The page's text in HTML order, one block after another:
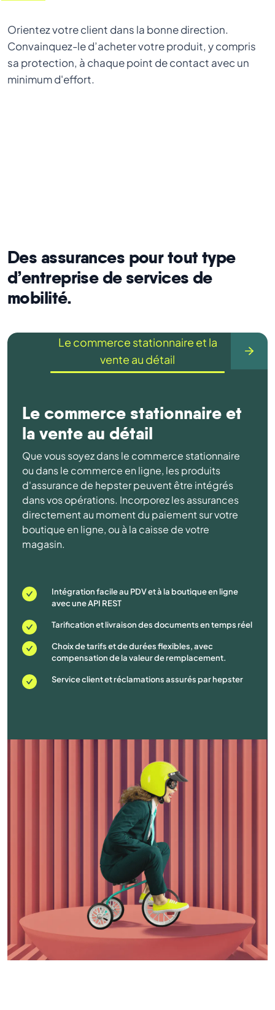
Orientez votre client dans la bonne direction.
Convainquez-le d’acheter votre produit, y compris
sa protection, à chaque point de contact avec un
minimum d'effort.
Des assurances pour tout type
d’entreprise de services de
mobilité.
Le commerce stationnaire et la
vente au détail
Le commerce stationnaire et
la vente au détail
Que vous soyez dans le commerce stationnaire
ou dans le commerce en ligne, les produits
d'assurance de hepster peuvent être intégrés
dans vos opérations. Incorporez les assurances
directement au moment du paiement sur votre
boutique en ligne, ou à la caisse de votre
magasin.
Intégration facile au PDV et à la boutique en ligne
avec une API REST
Tarification et livraison des documents en temps réel
Choix de tarifs et de durées flexibles, avec
compensation de la valeur de remplacement.
Service client et réclamations assurés par hepster